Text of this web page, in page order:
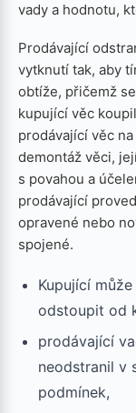
vady a hodnotu,
Prodávající
vytknutí tak, aby
obtíže, přičemž
kupující věc
prodávající věc
demontáž věci,
s povahou a
prodávající
opravené nebo
spojené.
Kupující
odstoupit od
prodávající
neodstranil v
podmínek,